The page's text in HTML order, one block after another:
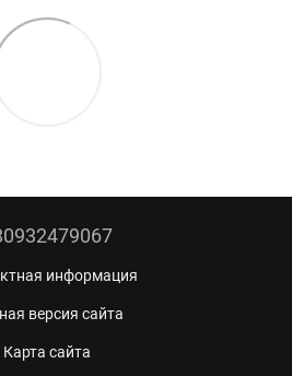
информация
версия сайта
Карта сайта